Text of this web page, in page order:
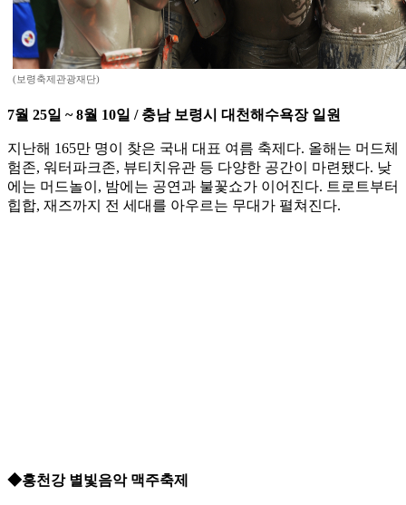
(보령축제관광재단)
7월 25일 ~ 8월 10일 / 충남 보령시 대천해수욕장 일원
지난해 165만 명이 찾은 국내 대표 여름 축제다. 올해는 머드체
험존, 워터파크존, 뷰티치유관 등 다양한 공간이 마련됐다. 낮
에는 머드놀이, 밤에는 공연과 불꽃쇼가 이어진다. 트로트부터
힙합, 재즈까지 전 세대를 아우르는 무대가 펼쳐진다.
◆홍천강 별빛음악 맥주축제